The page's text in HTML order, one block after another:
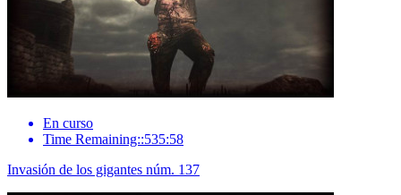
En curso
Time Remaining::535:58
Invasión de los gigantes núm. 137